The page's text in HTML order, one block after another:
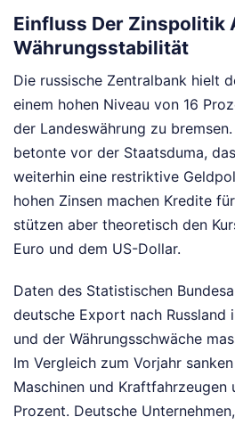
Einfluss Der Zinspolitik
Währungsstabilität
Die russische Zentralbank hielt
einem hohen Niveau von 16
der Landeswährung zu
betonte vor der Staatsduma,
weiterhin eine restriktive
hohen Zinsen machen Kredite
stützen aber theoretisch den
Euro und dem US-Dollar.
Daten des Statistischen
deutsche Export nach Russland
und der Währungsschwäche
Im Vergleich zum Vorjahr
Maschinen und Kraftfahrzeugen
Prozent. Deutsche